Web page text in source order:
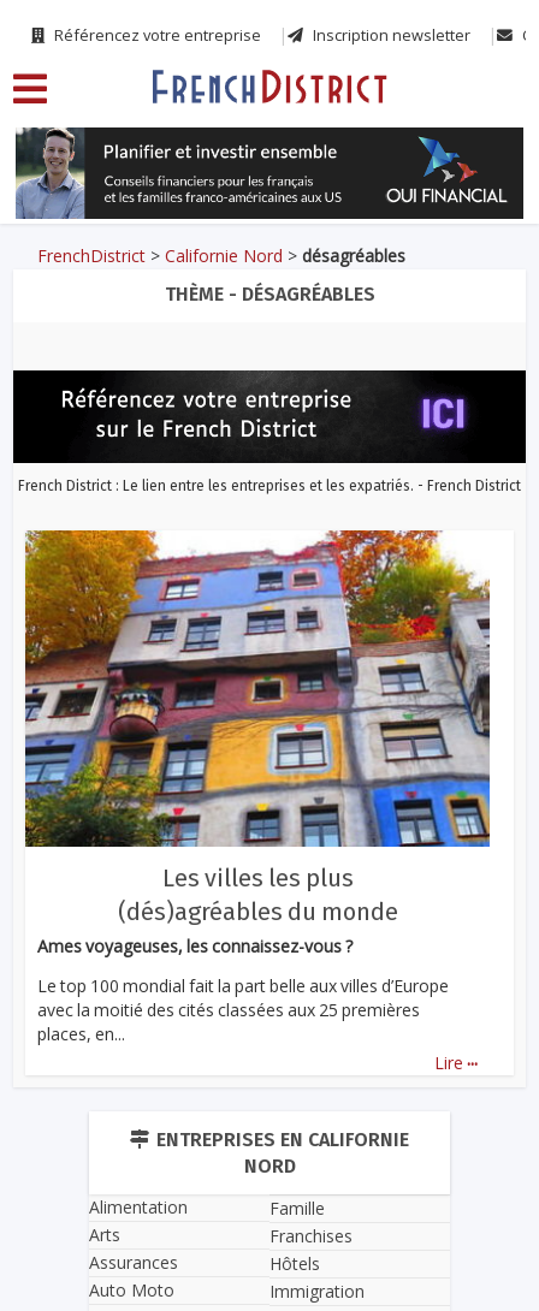
Référencez votre entreprise Inscription newsletter
FrenchDistrict >Californie Nord >désagréables
THÈME - DÉSAGRÉABLES
French District : Le lien entre les entreprises et les expatriés. - French District
Les villes les plus
(dés)agréables du monde
Ames voyageuses, les connaissez-vous ?
Le top 100 mondial fait la part belle aux villes d’Europe
avec la moitié des cités classées aux 25 premières
places, en...
Lire ...
ENTREPRISES EN CALIFORNIE
NORD
Alimentation
Arts
Assurances
Auto Moto
Famille
Franchises
Hôtels
Immigration